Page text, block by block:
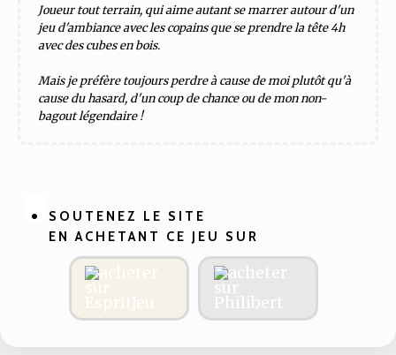
Joueur tout terrain, qui aime autant se marrer autour d'un
jeu d'ambiance avec les copains que se prendre la tête 4h
avec des cubes en bois.
Mais je préfère toujours perdre à cause de moi plutôt qu'à
cause du hasard, d'un coup de chance ou de mon non-
bagout légendaire !
SOUTENEZ LE SITE
EN ACHETANT CE JEU SUR